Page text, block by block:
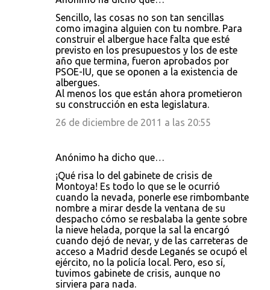
Sencillo, las cosas no son tan sencillas
como imagina alguien con tu nombre. Para
construir el albergue hace falta que esté
previsto en los presupuestos y los de este
año que termina, fueron aprobados por
PSOE-IU, que se oponen a la existencia de
albergues.
Al menos los que están ahora prometieron
su construcción en esta legislatura.
26 de diciembre de 2011 a las 20:55
Anónimo ha dicho que…
¡Qué risa lo del gabinete de crisis de
Montoya! Es todo lo que se le ocurrió
cuando la nevada, ponerle ese rimbombante
nombre a mirar desde la ventana de su
despacho cómo se resbalaba la gente sobre
la nieve helada, porque la sal la encargó
cuando dejó de nevar, y de las carreteras de
acceso a Madrid desde Leganés se ocupó el
ejército, no la policía local. Pero, eso sí,
tuvimos gabinete de crisis, aunque no
sirviera para nada.